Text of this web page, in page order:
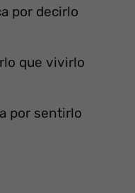
por decirlo
que vivirlo
por sentirlo